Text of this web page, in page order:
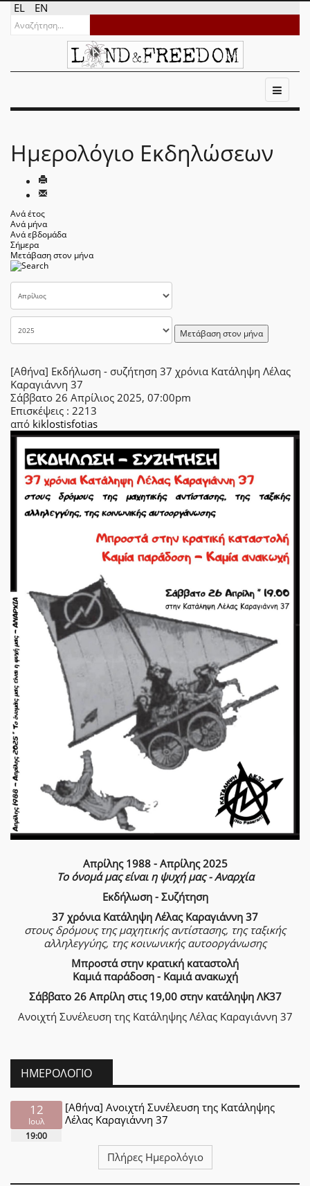
EL EN
Ημερολόγιο Εκδηλώσεων
Ανά έτος
Ανά μήνα
Ανά εβδομάδα
Σήμερα
Μετάβαση στον μήνα
Μετάβαση στον μήνα
[Αθήνα] Εκδήλωση - συζήτηση 37 χρόνια Κατάληψη Λέλας
Καραγιάννη 37
Σάββατο 26 Απρίλιος 2025, 07:00pm
Επισκέψεις : 2213
από kiklostisfotias
Απρίλης 1988 - Απρίλης 2025
Το όνομά μας είναι η ψυχή μας - Αναρχία
Εκδήλωση - Συζήτηση
37 χρόνια Κατάληψη Λέλας Καραγιάννη 37
στους δρόμους της μαχητικής αντίστασης, της ταξικής
αλληλεγγύης, της κοινωνικής αυτοοργάνωσης
Μπροστά στην κρατική καταστολή
Καμιά παράδοση - Καμιά ανακωχή
Σάββατο 26 Απρίλη στις 19,00 στην κατάληψη ΛΚ37
Ανοιχτή Συνέλευση της Κατάληψης Λέλας Καραγιάννη 37
ΗΜΕΡΟΛΌΓΙΟ
12
Ιουλ
19:00
[Αθήνα] Ανοιχτή Συνέλευση της Κατάληψης
Λέλας Καραγιάννη 37
Πλήρες Ημερολόγιο